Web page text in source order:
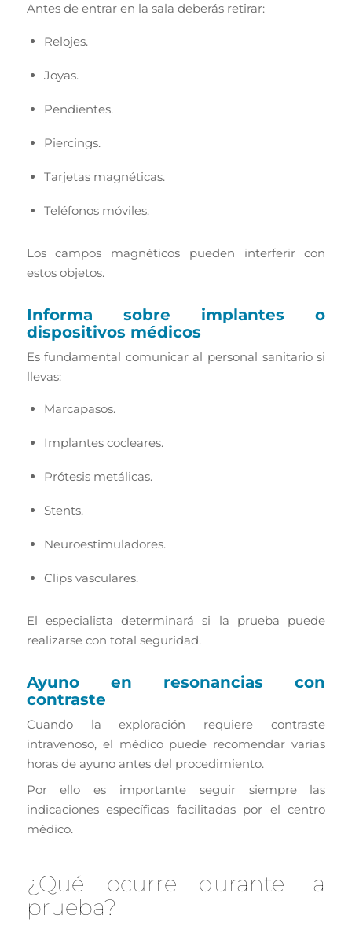
Antes de entrar en la sala deberás retirar:
Relojes.
Joyas.
Pendientes.
Piercings.
Tarjetas magnéticas.
Teléfonos móviles.
Los campos magnéticos pueden interferir con
estos objetos.
Informa sobre implantes o
dispositivos médicos
Es fundamental comunicar al personal sanitario si
llevas:
Marcapasos.
Implantes cocleares.
Prótesis metálicas.
Stents.
Neuroestimuladores.
Clips vasculares.
El especialista determinará si la prueba puede
realizarse con total seguridad.
Ayuno en resonancias con
contraste
Cuando la exploración requiere contraste
intravenoso, el médico puede recomendar varias
horas de ayuno antes del procedimiento.
Por ello es importante seguir siempre las
indicaciones específicas facilitadas por el centro
médico.
¿Qué ocurre durante la
prueba?